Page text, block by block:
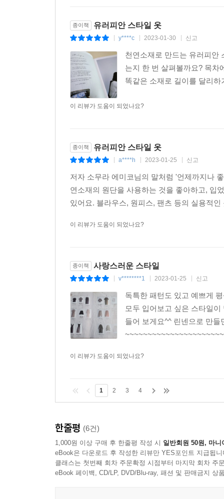
종이책 유러피안 스타일 옷
y****c 2023-01-30 신고
천연소재로 만드는 유러피안
는지 한 번 살펴볼까요? 목차
똑같은 소재로 길이를 달리
이 리뷰가 도움이 되었나요?
종이책 유러피안 스타일 옷
a****h 2023-01-25 신고
저자 소무라 에미코님의 말처럼 '언제까지나
연소재의 원단을 사용하는 것을 좋아하고, 입
있어요. 블라우스, 원피스, 팬츠 등의 실용적
이 리뷰가 도움이 되었나요?
종이책 사랑스러운 스타일
v********1 2023-01-25 신고
독특한 패턴도 있고 예쁘게
모두 입어보고 싶은 스타일
들어 보게요^^ 린넨으로 만
이 리뷰가 도움이 되었나요?
1 2 3 4
한줄평 (6건)
1,000원 이상 구매 후 한줄평 작성 시 일반회원 50원, 마니
eBook은 다운로드 후 작성한 리뷰만 YES포인트 지급됩니
클래스는 첫번째 회차 주문확정 시점부터 마지막 회차 주
eBook 페이백, CD/LP, DVD/Blu-ray, 패션 및 판매금지 상